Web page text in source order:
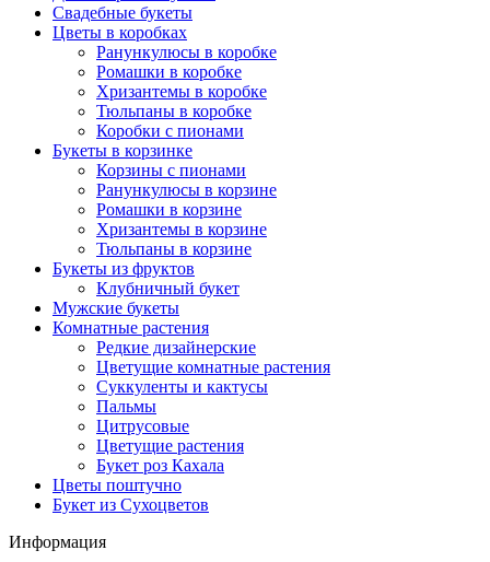
Свадебные букеты
Цветы в коробках
Ранункулюсы в коробке
Ромашки в коробке
Хризантемы в коробке
Тюльпаны в коробке
Коробки с пионами
Букеты в корзинке
Корзины с пионами
Ранункулюсы в корзине
Ромашки в корзине
Хризантемы в корзине
Тюльпаны в корзине
Букеты из фруктов
Клубничный букет
Мужские букеты
Комнатные растения
Редкие дизайнерские
Цветущие комнатные растения
Суккуленты и кактусы
Пальмы
Цитрусовые
Цветущие растения
Букет роз Кахала
Цветы поштучно
Букет из Сухоцветов
Информация